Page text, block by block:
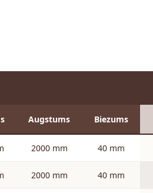
Augstums Biezums
2000 mm 40 mm
2000 mm 40 mm